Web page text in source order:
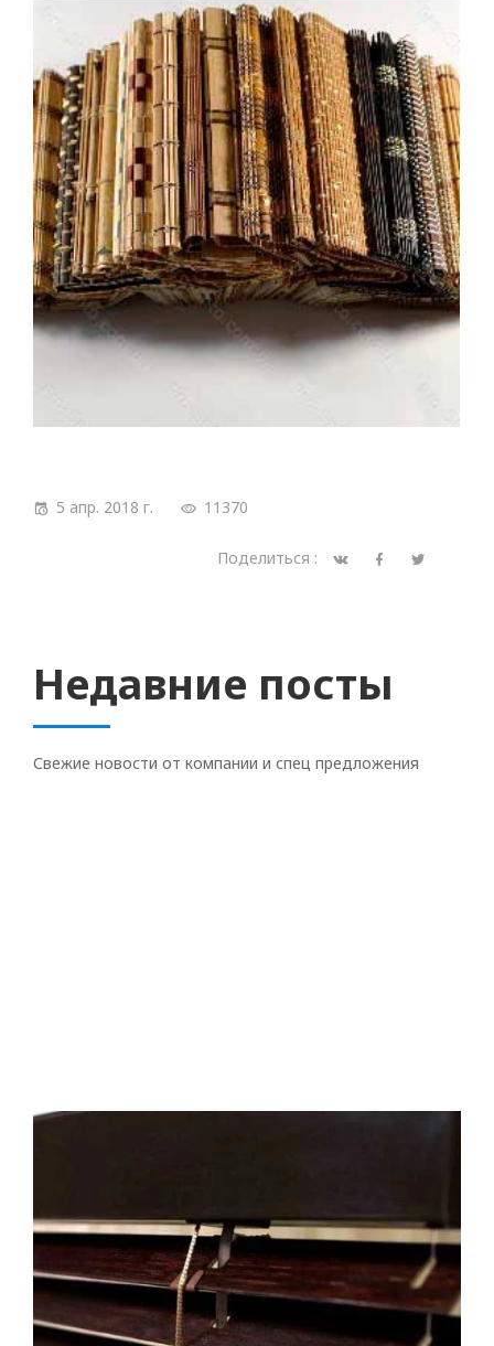
5 апр. 2018 г. 11370
Поделиться :
Недавние посты
Свежие новости от компании и спец предложения